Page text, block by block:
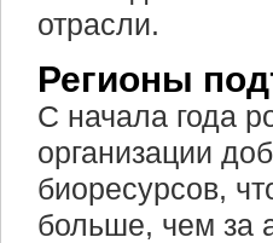
отрасли.
Регионы
С начала года
организации
биоресурсов,
больше, чем за